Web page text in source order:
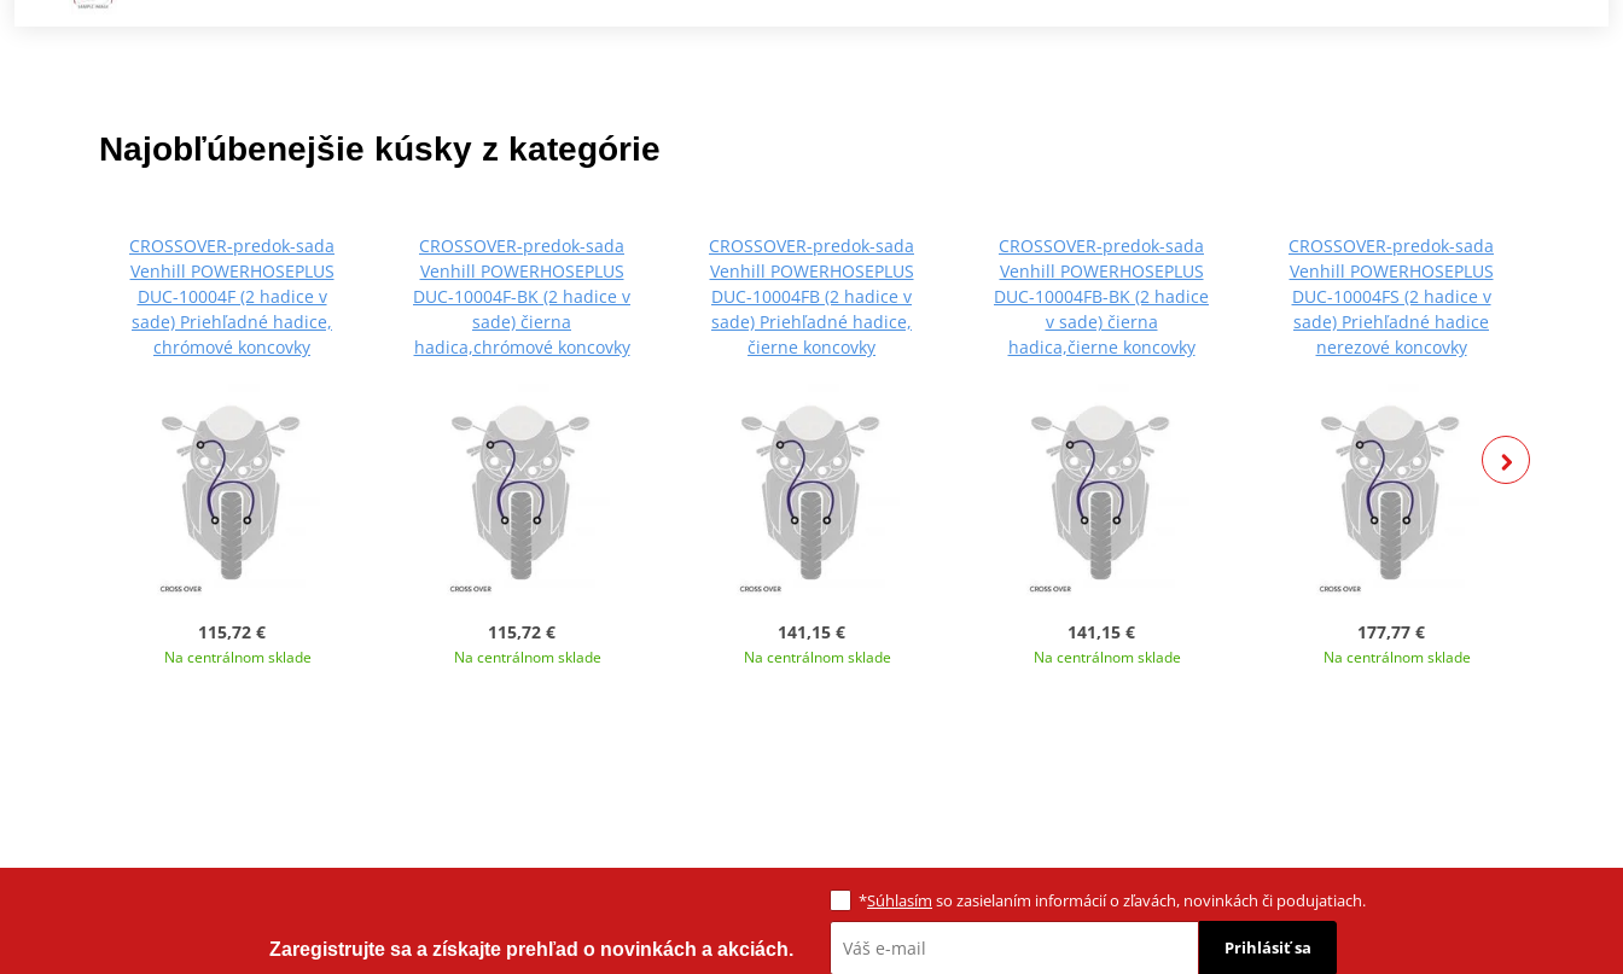
Najobľúbenejšie kúsky z kategórie
CROSSOVER-predok-sada
Venhill POWERHOSEPLUS
DUC-10004F (2 hadice v
sade) Priehľadné hadice,
chrómové koncovky
115,72 €
Na centrálnom sklade
CROSSOVER-predok-sada
Venhill POWERHOSEPLUS
DUC-10004F-BK (2 hadice v
sade) čierna
hadica,chrómové koncovky
115,72 €
Na centrálnom sklade
CROSSOVER-predok-sada
Venhill POWERHOSEPLUS
DUC-10004FB (2 hadice v
sade) Priehľadné hadice,
čierne koncovky
141,15 €
Na centrálnom sklade
CROSSOVER-predok-sada
Venhill POWERHOSEPLUS
DUC-10004FB-BK (2 hadice
v sade) čierna
hadica,čierne koncovky
141,15 €
Na centrálnom sklade
CROSSOVER-predok-sada
Venhill POWERHOSEPLUS
DUC-10004FS (2 hadice v
sade) Priehľadné hadice
nerezové koncovky
177,77 €
Na centrálnom sklade
Zaregistrujte sa a získajte prehľad o novinkách a akciách.
*Súhlasím so zasielaním informácií o zľavách, novinkách či podujatiach.
Prihlásiť sa